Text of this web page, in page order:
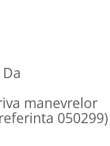
manevrelor
050299)